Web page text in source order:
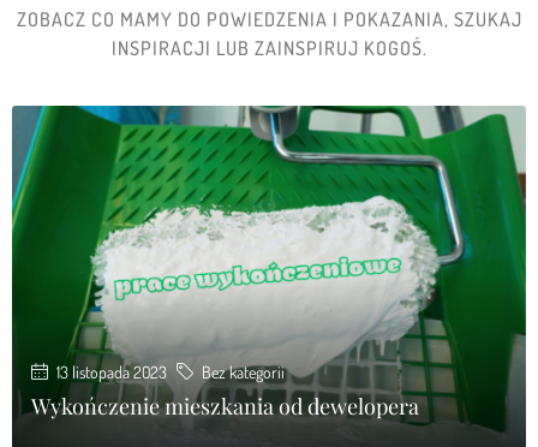
ZOBACZ CO MAMY DO POWIEDZENIA I POKAZANIA, SZUKAJ
INSPIRACJI LUB ZAINSPIRUJ KOGOŚ.
13 listopada 2023 Bez kategorii
Wykończenie mieszkania od dewelopera